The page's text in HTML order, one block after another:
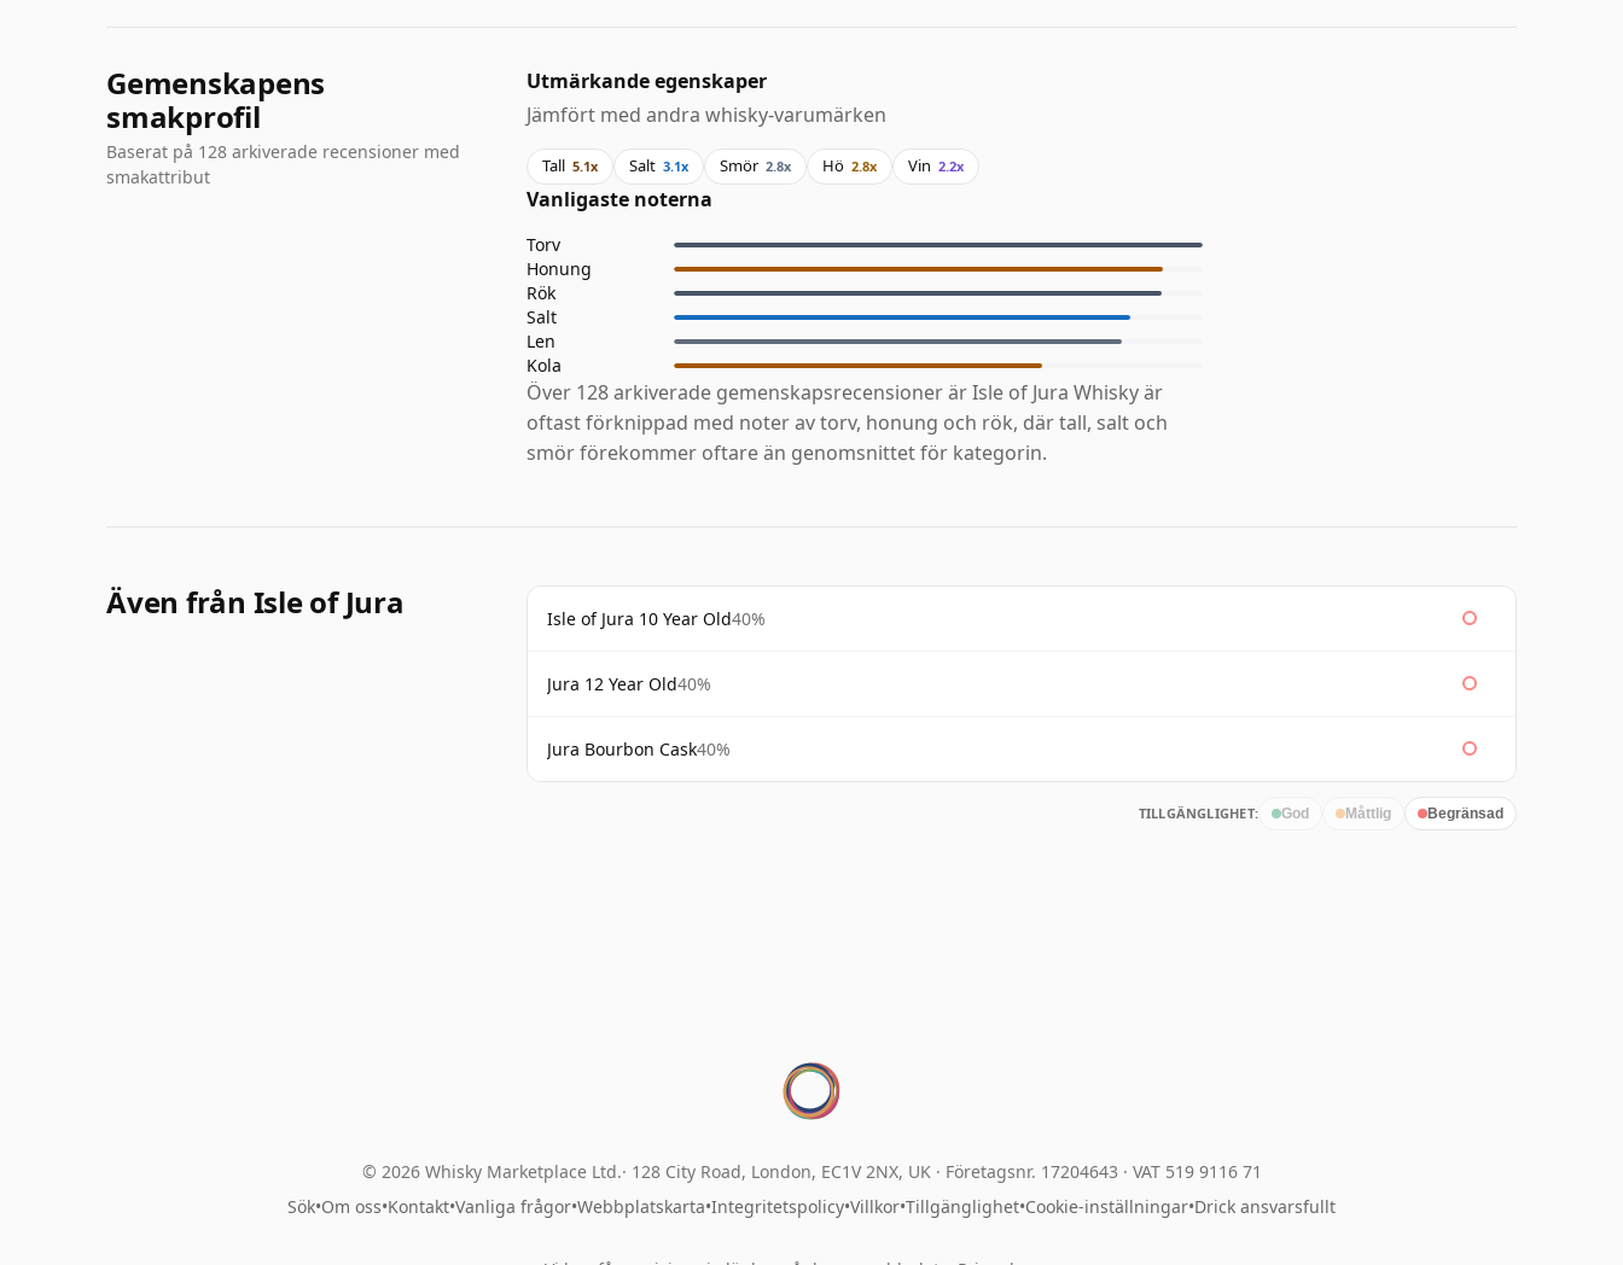
Gemenskapens
smakprofil
Baserat på 128 arkiverade recensioner med
smakattribut
Utmärkande egenskaper
Jämfört med andra whisky-varumärken
Tall 5.1x Salt 3.1x Smör 2.8x Hö 2.8x Vin 2.2x
Vanligaste noterna
Torv
Honung
Rök
Salt
Len
Kola
Över 128 arkiverade gemenskapsrecensioner är Isle of Jura Whisky är
oftast förknippad med noter av torv, honung och rök, där tall, salt och
smör förekommer oftare än genomsnittet för kategorin.
Även från Isle of Jura Isle of Jura 10 Year Old40%
Jura 12 Year Old40%
Jura Bourbon Cask40%
TILLGÄNGLIGHET: God Måttlig Begränsad
© 2026 Whisky Marketplace Ltd. 128 City Road, London, EC1V 2NX, UK · Företagsnr. 17204643 · VAT 519 9116 71
Sök•Om oss•Kontakt•Vanliga frågor•Webbplatskarta•Integritetspolicy•Villkor•Tillgänglighet•Cookie-inställningar•Drick ansvarsfullt